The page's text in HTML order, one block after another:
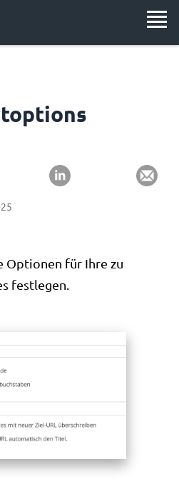
Optionen für Ihre zu
festlegen.